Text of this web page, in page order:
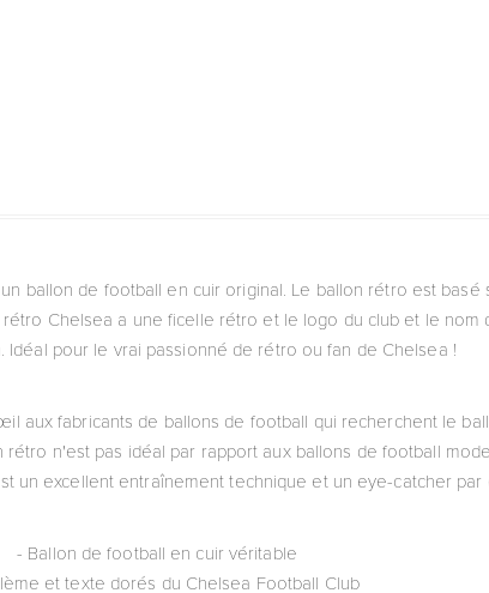
ballon de football en cuir original. Le ballon rétro est basé
Chelsea a une ficelle rétro et le logo du club et le nom
Idéal pour le vrai passionné de rétro ou fan de Chelsea !
aux fabricants de ballons de football qui recherchent le
n'est pas idéal par rapport aux ballons de football
un excellent entraînement technique et un eye-catcher par
- Ballon de football en cuir véritable
et texte dorés du Chelsea Football Club